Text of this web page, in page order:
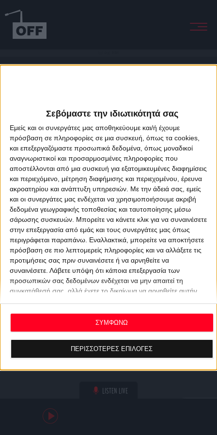
Σεβόμαστε την ιδιωτικότητά σας
Εμείς και οι συνεργάτες μας αποθηκεύουμε και/ή έχουμε
πρόσβαση σε πληροφορίες σε μια συσκευή, όπως τα cookies,
και επεξεργαζόμαστε προσωπικά δεδομένα, όπως μοναδικοί
αναγνωριστικοί και προσαρμοσμένες πληροφορίες που
αποστέλλονται από μια συσκευή για εξατομικευμένες διαφημίσεις
και περιεχόμενο, μέτρηση διαφήμισης και περιεχομένου, έρευνα
ακροατηρίου και ανάπτυξη υπηρεσιών. Με την άδειά σας, εμείς
και οι συνεργάτες μας ενδέχεται να χρησιμοποιήσουμε ακριβή
δεδομένα γεωγραφικής τοποθεσίας και ταυτοποίησης μέσω
σάρωσης συσκευών. Μπορείτε να κάνετε κλικ για να συναινέσετε
στην επεξεργασία από εμάς και τους συνεργάτες μας όπως
περιγράφεται παραπάνω. Εναλλακτικά, μπορείτε να αποκτήσετε
πρόσβαση σε πιο λεπτομερείς πληροφορίες και να αλλάξετε τις
προτιμήσεις σας πριν συναινέσετε ή να αρνηθείτε να
συναινέσετε. Λάβετε υπόψη ότι κάποια επεξεργασία των
προσωπικών σας δεδομένων ενδέχεται να μην απαιτεί τη
συγκατάθεσή σας, αλλά έχετε το δικαίωμα να αρνηθείτε αυτήν
ανακαλέσετε τη συγκατάθεσή σας ανά πάσα στιγμή
επιστρέφοντας σε αυτόν τον ιστότοπο και κάνοντας κλικ στο
κουμπί "Απορρήτου" στο κάτω μέρος της ιστοσελίδας.
ΠΕΡΙΣΣΟΤΕΡΕΣ ΕΠΙΛΟΓΕΣ
ΣΥΜΦΩΝΩ
LISTEN LIVE
About Offradio Business Class Terms & Conditions
Privacy Policy
Designed & developed byporcupine colors&Fotis Alexandrou